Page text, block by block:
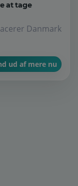
at tage
Danmark
ud af mere nu